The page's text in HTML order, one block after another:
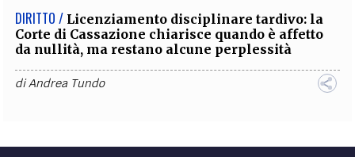
DIRITTO / Licenziamento disciplinare tardivo: la
Corte di Cassazione chiarisce quando è affetto
da nullità, ma restano alcune perplessità
diAndrea Tundo